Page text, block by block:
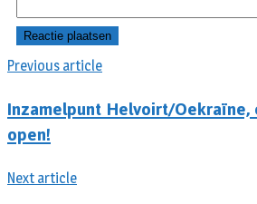
Previous article
Inzamelpunt Helvoirt/
open!
Next article